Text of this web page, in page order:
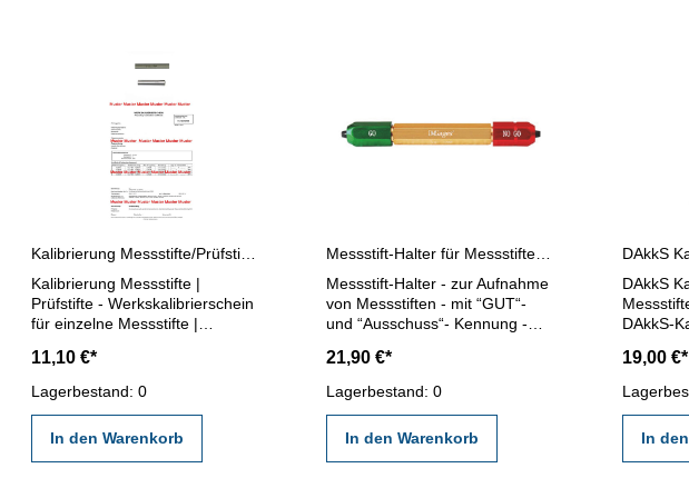
Kalibrierung Messstifte |
Prüfstifte - Werkskalibrierschein
für einzelne Messstifte |
durch ein Kalibrierlabor- nach
den gültigen Vorschriften von
VDI/VDE/DGQ 2618 oder nach
11,10 €*
Lagerbestand: 0
In den Warenkorb
Messstift-Halter - zur Aufnahme
von Messstiften - mit “GUT“-
und “Ausschuss“- Kennung -
5,0 - 14,0 mm
21,90 €*
Lagerbestand: 0
In den Warenkorb
DAkkS
DAkkS-
20,00 mm - erstellt durch ein
gültigen
19,00 €*
In